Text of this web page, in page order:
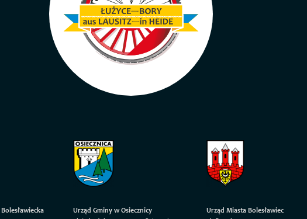
Urząd Gminy w Osiecznicy
Urząd Miasta Bolesławiec